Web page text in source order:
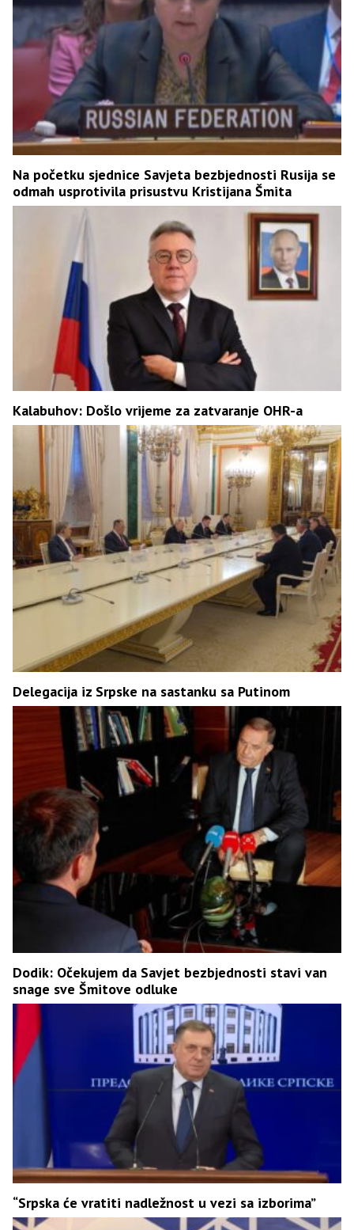
Na početku sjednice Savjeta bezbjednosti Rusija se
odmah usprotivila prisustvu Kristijana Šmita
Kalabuhov: Došlo vrijeme za zatvaranje OHR-a
Delegacija iz Srpske na sastanku sa Putinom
Dodik: Očekujem da Savjet bezbjednosti stavi van
snage sve Šmitove odluke
“Srpska će vratiti nadležnost u vezi sa izborima”